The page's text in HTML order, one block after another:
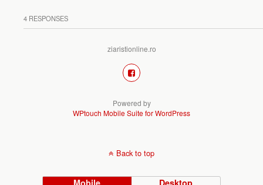
4 RESPONSES
ziaristionline.ro
Powered by
WPtouch Mobile Suite for WordPress
Back to top
Mobile Desktop